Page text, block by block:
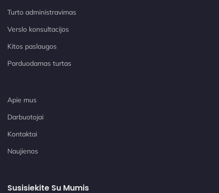
Turto administravimas
Verslo konsultacijos
Kitos paslaugos
Parduodamas turtas
Apie mus
Darbuotojai
Kontaktai
Naujienos
Susisiekite Su Mumis